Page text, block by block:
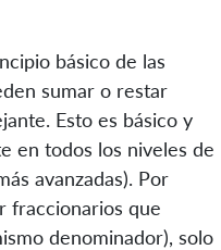
básico de las
sumar o restar
Esto es básico y
en todos los niveles de
avanzadas). Por
fraccionarios que
denominador), solo